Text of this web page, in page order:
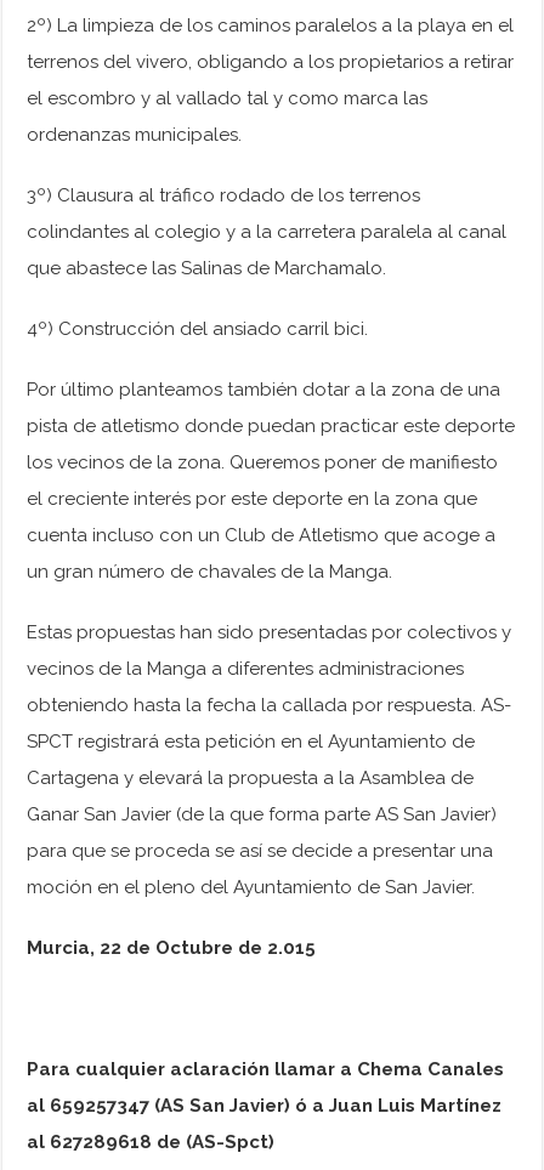
2º) La limpieza de los caminos paralelos a la playa en el
terrenos del vivero, obligando a los propietarios a retirar
el escombro y al vallado tal y como marca las
ordenanzas municipales.
3º) Clausura al tráfico rodado de los terrenos
colindantes al colegio y a la carretera paralela al canal
que abastece las Salinas de Marchamalo.
4º) Construcción del ansiado carril bici.
Por último planteamos también dotar a la zona de una
pista de atletismo donde puedan practicar este deporte
los vecinos de la zona. Queremos poner de manifiesto
el creciente interés por este deporte en la zona que
cuenta incluso con un Club de Atletismo que acoge a
un gran número de chavales de la Manga.
Estas propuestas han sido presentadas por colectivos y
vecinos de la Manga a diferentes administraciones
obteniendo hasta la fecha la callada por respuesta. AS-
SPCT registrará esta petición en el Ayuntamiento de
Cartagena y elevará la propuesta a la Asamblea de
Ganar San Javier (de la que forma parte AS San Javier)
para que se proceda se así se decide a presentar una
moción en el pleno del Ayuntamiento de San Javier.
Murcia, 22 de Octubre de 2.015
Para cualquier aclaración llamar a Chema Canales
al 659257347 (AS San Javier) ó a Juan Luis Martínez
al 627289618 de (AS-Spct)